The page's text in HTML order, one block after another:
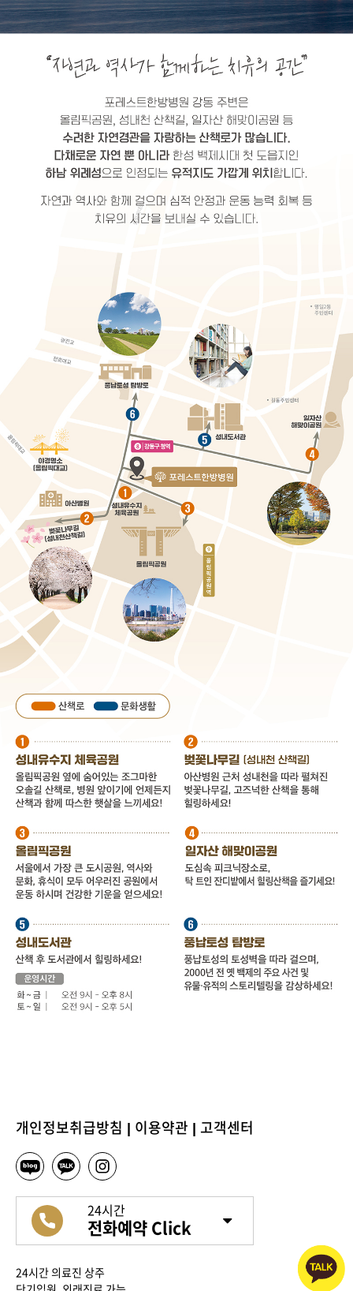
개인정보취급방침 이용약관 고객센터
24시간
전화예약 Click
24시간 의료진 상주